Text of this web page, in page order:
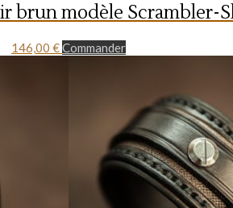
brun modèle Scrambler-
146,00 €Commander